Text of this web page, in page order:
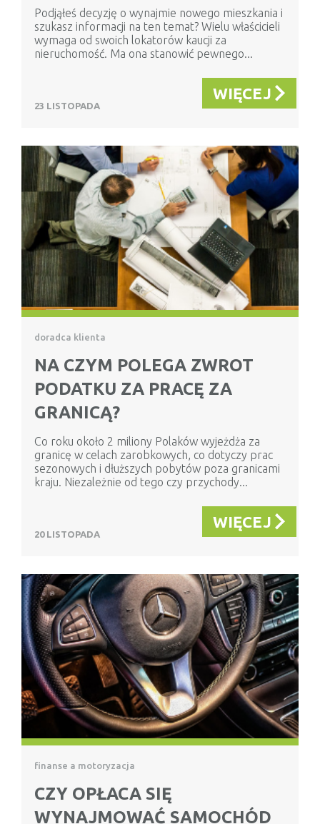
Podjąłeś decyzję o wynajmie nowego mieszkania i
szukasz informacji na ten temat? Wielu właścicieli
wymaga od swoich lokatorów kaucji za
nieruchomość. Ma ona stanowić pewnego...
23 LISTOPADA
WIĘCEJ
doradca klienta
NA CZYM POLEGA ZWROT
PODATKU ZA PRACĘ ZA
GRANICĄ?
Co roku około 2 miliony Polaków wyjeżdża za
granicę w celach zarobkowych, co dotyczy prac
sezonowych i dłuższych pobytów poza granicami
kraju. Niezależnie od tego czy przychody...
20 LISTOPADA
WIĘCEJ
finanse a motoryzacja
CZY OPŁACA SIĘ
WYNAJMOWAĆ SAMOCHÓD